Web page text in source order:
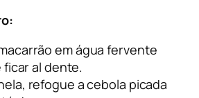
em água fervente
ficar al dente.
refogue a cebola picada